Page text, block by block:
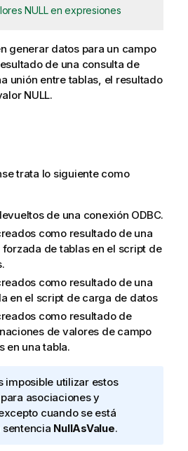
NULL en expresiones
generar datos para un campo
de una consulta de
unión entre tablas, el resultado
NULL.
trata lo siguiente como
de una conexión ODBC.
como resultado de una
de tablas en el script de
como resultado de una
en el script de carga de datos
como resultado de
de valores de campo
en una tabla.
imposible utilizar estos
para asociaciones y
cuando se está
NullAsValue.